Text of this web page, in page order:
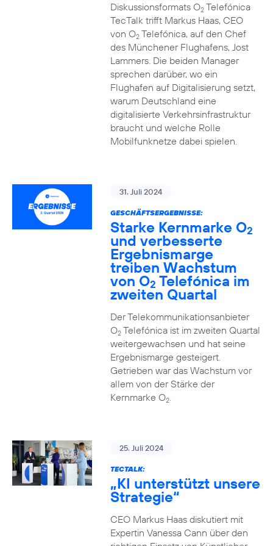
Diskussionsformats O2Telefónica
TecTalk trifft Markus Haas, CEO
von O2Telefónica, auf den Chef
des Münchener Flughafens, Jost
Lammers. Die beiden Manager
sprechen darüber, wo ein
Flughafen auf Digitalisierung setzt,
warum Deutschland eine
digitalisierte Verkehrsinfrastruktur
braucht und welche Rolle
Mobilfunknetze dabei spielen.
31. Juli 2024
GESCHÄFTSERGEBNISSE:
Starke Kernmarke O2
und verbesserte
Ergebnismarge
treiben Wachstum
von O2 Telefónica im
zweiten Quartal
Der Telekommunikationsanbieter
O2Telefónica ist im zweiten Quartal
weitergewachsen und hat seine
Ergebnismarge gesteigert.
Getrieben war das Wachstum vor
allem von der Stärke der
Kernmarke O2.
25. Juli 2024
TECTALK:
„KI unterstützt unsere
Strategie“
CEO Markus Haas diskutiert mit
Expertin Vanessa Cann über den